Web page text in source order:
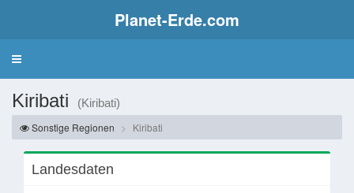
Planet-Erde.com
Kiribati
(Kiribati)
Sonstige Regionen
Kiribati
Landesdaten